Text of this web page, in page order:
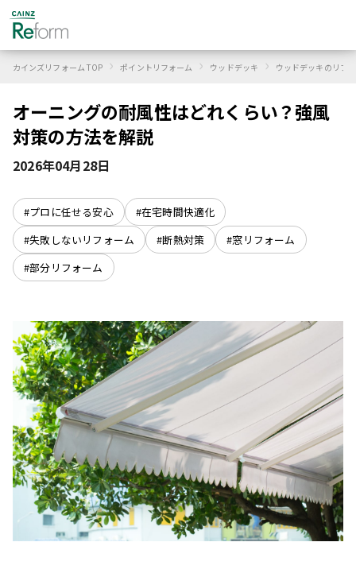
カインズリフォーム TOP › ポイントリフォーム › ウッドデッキ › ウッドデッキのリフ
オーニングの耐風性はどれくらい？強風
対策の方法を解説
2026年04月28日
#プロに任せる安心
#在宅時間快適化
#失敗しないリフォーム
#断熱対策
#窓リフォーム
#部分リフォーム